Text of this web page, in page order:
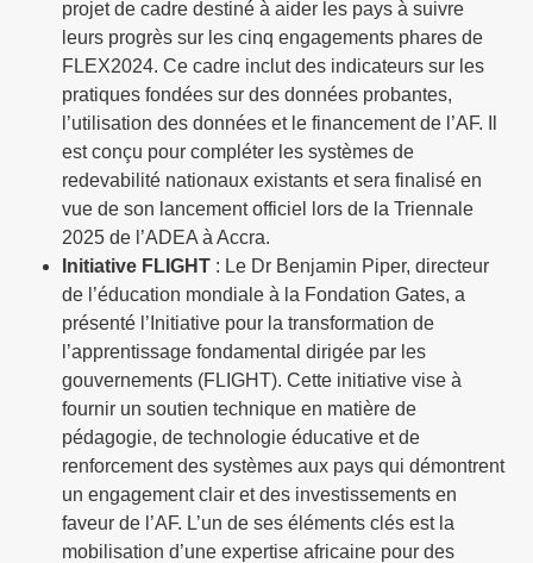
projet de cadre destiné à aider les pays à suivre
leurs progrès sur les cinq engagements phares de
FLEX2024. Ce cadre inclut des indicateurs sur les
pratiques fondées sur des données probantes,
l’utilisation des données et le financement de l’AF. Il
est conçu pour compléter les systèmes de
redevabilité nationaux existants et sera finalisé en
vue de son lancement officiel lors de la Triennale
2025 de l’ADEA à Accra.
Initiative FLIGHT : Le Dr Benjamin Piper, directeur
de l’éducation mondiale à la Fondation Gates, a
présenté l’Initiative pour la transformation de
l’apprentissage fondamental dirigée par les
gouvernements (FLIGHT). Cette initiative vise à
fournir un soutien technique en matière de
pédagogie, de technologie éducative et de
renforcement des systèmes aux pays qui démontrent
un engagement clair et des investissements en
faveur de l’AF. L’un de ses éléments clés est la
mobilisation d’une expertise africaine pour des